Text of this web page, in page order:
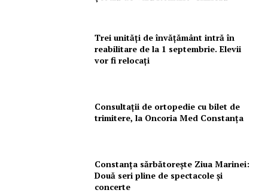
Trei unități de învățământ intră în
reabilitare de la 1 septembrie. Elevii
vor fi relocați
Consultații de ortopedie cu bilet de
trimitere, la Oncoria Med Constanța
Constanța sărbătorește Ziua Marinei:
Două seri pline de spectacole și
concerte